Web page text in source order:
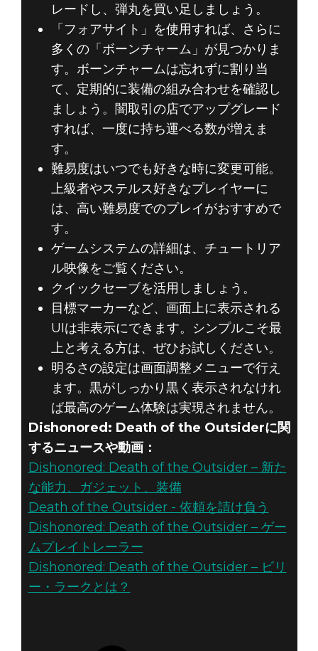
レードし、弾丸を買い足しましょう。
「フォアサイト」を使用すれば、さらに
多くの「ボーンチャーム」が見つかりま
す。ボーンチャームは忘れずに割り当
て、定期的に装備の組み合わせを確認し
ましょう。闇取引の店でアップグレード
すれば、一度に持ち運べる数が増えま
す。
難易度はいつでも好きな時に変更可能。
上級者やステルス好きなプレイヤーに
は、高い難易度でのプレイがおすすめで
す。
ゲームシステムの詳細は、チュートリア
ル映像をご覧ください。
クイックセーブを活用しましょう。
目標マーカーなど、画面上に表示される
UIは非表示にできます。シンプルこそ最
上と考える方は、ぜひお試しください。
明るさの設定は画面調整メニューで行え
ます。黒がしっかり黒く表示されなけれ
ば最高のゲーム体験は実現されません。
Dishonored: Death of the Outsiderに関
するニュースや動画：
Dishonored: Death of the Outsider – 新た
な能力、ガジェット、装備
Death of the Outsider - 依頼を請け負う
Dishonored: Death of the Outsider – ゲー
ムプレイトレーラー
Dishonored: Death of the Outsider – ビリ
ー・ラークとは？